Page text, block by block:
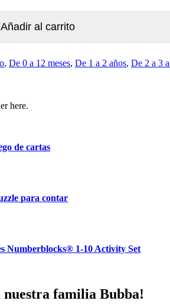
Añadir al carrito
, De 0 a 12 meses, De 1 a 2 años, De 2 a 3
here.
de cartas
para contar
Numberblocks® 1-10 Activity Set
nuestra familia Bubba!